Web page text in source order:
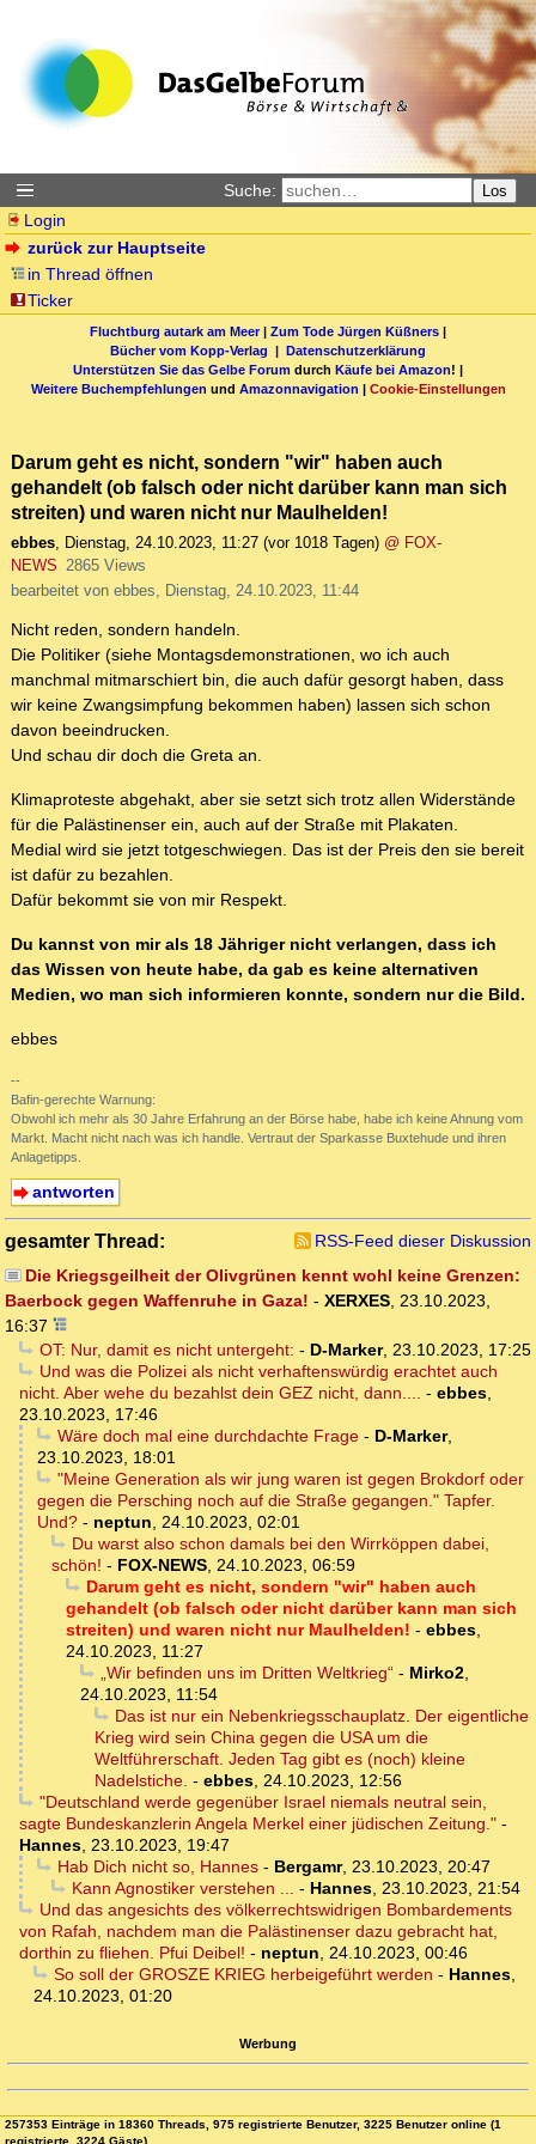
Suche: Los
Login
zurück zur Hauptseite
in Thread öffnen
Ticker
Fluchtburg autark am Meer| Zum Tode Jürgen Küßners |
Bücher vom Kopp-Verlag | Datenschutzerklärung
Unterstützen Sie das Gelbe Forum durch Käufe bei Amazon! |
Weitere Buchempfehlungen und Amazonnavigation | Cookie-Einstellungen
Darum geht es nicht, sondern "wir" haben auch
gehandelt (ob falsch oder nicht darüber kann man sich
streiten) und waren nicht nur Maulhelden!
ebbes, Dienstag, 24.10.2023, 11:27 (vor 1018 Tagen) @ FOX-
NEWS 2865 Views
bearbeitet von ebbes, Dienstag, 24.10.2023, 11:44
Nicht reden, sondern handeln.
Die Politiker (siehe Montagsdemonstrationen, wo ich auch
manchmal mitmarschiert bin, die auch dafür gesorgt haben, dass
wir keine Zwangsimpfung bekommen haben) lassen sich schon
davon beeindrucken.
Und schau dir doch die Greta an.
Klimaproteste abgehakt, aber sie setzt sich trotz allen Widerstände
für die Palästinenser ein, auch auf der Straße mit Plakaten.
Medial wird sie jetzt totgeschwiegen. Das ist der Preis den sie bereit
ist dafür zu bezahlen.
Dafür bekommt sie von mir Respekt.
Du kannst von mir als 18 Jähriger nicht verlangen, dass ich
das Wissen von heute habe, da gab es keine alternativen
Medien, wo man sich informieren konnte, sondern nur die Bild.
ebbes
--
Bafin-gerechte Warnung:
Obwohl ich mehr als 30 Jahre Erfahrung an der Börse habe, habe ich keine Ahnung vom
Markt. Macht nicht nach was ich handle. Vertraut der Sparkasse Buxtehude und ihren
Anlagetipps.
antworten
gesamter Thread:
RSS-Feed dieser Diskussion
Die Kriegsgeilheit der Olivgrünen kennt wohl keine Grenzen:
Baerbock gegen Waffenruhe in Gaza! - XERXES, 23.10.2023,
16:37
OT: Nur, damit es nicht untergeht: - D-Marker, 23.10.2023, 17:25
Und was die Polizei als nicht verhaftenswürdig erachtet auch
nicht. Aber wehe du bezahlst dein GEZ nicht, dann.... - ebbes,
23.10.2023, 17:46
Wäre doch mal eine durchdachte Frage- D-Marker,
23.10.2023, 18:01
"Meine Generation als wir jung waren ist gegen Brokdorf oder
gegen die Persching noch auf die Straße gegangen." Tapfer.
Und? - neptun, 24.10.2023, 02:01
Du warst also schon damals bei den Wirrköppen dabei,
schön! - FOX-NEWS, 24.10.2023, 06:59
Darum geht es nicht, sondern "wir" haben auch
gehandelt (ob falsch oder nicht darüber kann man sich
streiten) und waren nicht nur Maulhelden! - ebbes,
24.10.2023, 11:27
„Wir befinden uns im Dritten Weltkrieg“- Mirko2,
24.10.2023, 11:54
Das ist nur ein Nebenkriegsschauplatz. Der eigentliche
Krieg wird sein China gegen die USA um die
Weltführerschaft. Jeden Tag gibt es (noch) kleine
Nadelstiche. - ebbes, 24.10.2023, 12:56
"Deutschland werde gegenüber Israel niemals neutral sein,
sagte Bundeskanzlerin Angela Merkel einer jüdischen Zeitung." -
Hannes, 23.10.2023, 19:47
Hab Dich nicht so, Hannes- Bergamr, 23.10.2023, 20:47
Kann Agnostiker verstehen ... - Hannes, 23.10.2023, 21:54
Und das angesichts des völkerrechtswidrigen Bombardements
von Rafah, nachdem man die Palästinenser dazu gebracht hat,
dorthin zu fliehen. Pfui Deibel! - neptun, 24.10.2023, 00:46
So soll der GROSZE KRIEG herbeigeführt werden - Hannes,
24.10.2023, 01:20
Werbung
257353 Einträge in 18360 Threads, 975 registrierte Benutzer, 3225 Benutzer online (1
registrierte, 3224 Gäste)